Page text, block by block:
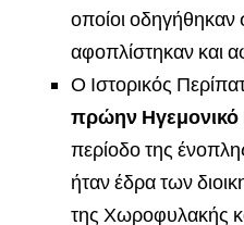
οποίοι οδηγήθηκαν
αφοπλίστηκαν και
Ο Ιστορικός
πρώην
περίοδο της
ήταν έδρα των
της Χωροφυλακής